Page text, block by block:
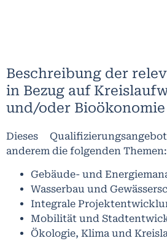
Beschreibung der
in Bezug auf
und/oder Bioökonomie
Dieses
anderem die folgenden Themen:
Gebäude- und
Wasserbau und
Integrale
Mobilität und
Ökologie, Klima und